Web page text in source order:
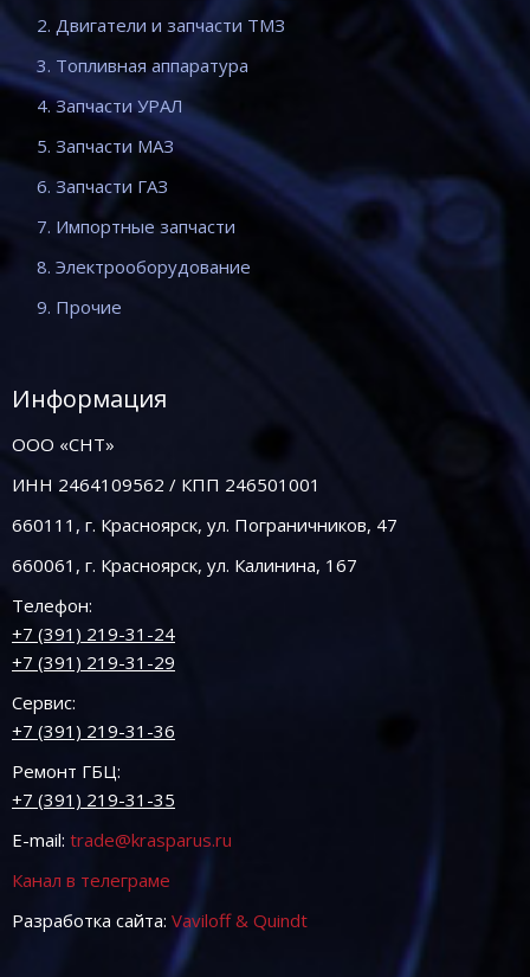
2. Двигатели и запчасти ТМЗ
3. Топливная аппаратура
4. Запчасти УРАЛ
5. Запчасти МАЗ
6. Запчасти ГАЗ
7. Импортные запчасти
8. Электрооборудование
9. Прочие
Информация
ООО «СНТ»
ИНН 2464109562 / КПП 246501001
660111, г. Красноярск, ул. Пограничников, 47
660061, г. Красноярск, ул. Калинина, 167
Телефон:
+7 (391) 219-31-24
+7 (391) 219-31-29
Сервис:
+7 (391) 219-31-36
Ремонт ГБЦ:
+7 (391) 219-31-35
E-mail: trade@krasparus.ru
Канал в телеграме
Разработка сайта: Vaviloff & Quindt